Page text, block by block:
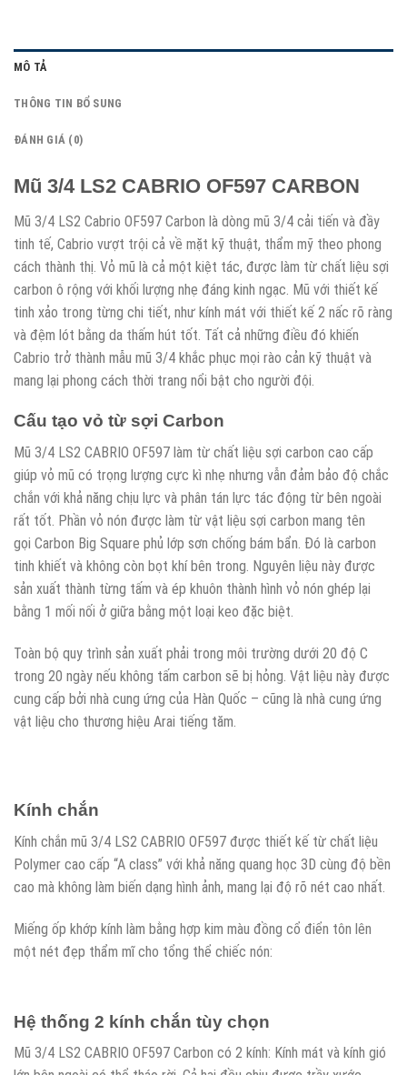
MÔ TẢ
THÔNG TIN BỔ SUNG
ĐÁNH GIÁ (0)
Mũ 3/4 LS2 CABRIO OF597 CARBON
Mũ 3/4 LS2 Cabrio OF597 Carbon là dòng mũ 3/4 cải tiến và đầy
tinh tế, Cabrio vượt trội cả về mặt kỹ thuật, thẩm mỹ theo phong
cách thành thị. Vỏ mũ là cả một kiệt tác, được làm từ chất liệu sợi
carbon ô rộng với khối lượng nhẹ đáng kinh ngạc. Mũ với thiết kế
tinh xảo trong từng chi tiết, như kính mát với thiết kế 2 nấc rõ ràng
và đệm lót bằng da thấm hút tốt. Tất cả những điều đó khiến
Cabrio trở thành mẫu mũ 3/4 khắc phục mọi rào cản kỹ thuật và
mang lại phong cách thời trang nổi bật cho người đội.
Cấu tạo vỏ từ sợi Carbon
Mũ 3/4 LS2 CABRIO OF597 làm từ chất liệu sợi carbon cao cấp
giúp vỏ mũ có trọng lượng cực kì nhẹ nhưng vẫn đảm bảo độ chắc
chắn với khả năng chịu lực và phân tán lực tác động từ bên ngoài
rất tốt. Phần vỏ nón được làm từ vật liệu sợi carbon mang tên
gọi Carbon Big Square phủ lớp sơn chống bám bẩn. Đó là carbon
tinh khiết và không còn bọt khí bên trong. Nguyên liệu này được
sản xuất thành từng tấm và ép khuôn thành hình vỏ nón ghép lại
bằng 1 mối nối ở giữa bằng một loại keo đặc biệt.
Toàn bộ quy trình sản xuất phải trong môi trường dưới 20 độ C
trong 20 ngày nếu không tấm carbon sẽ bị hỏng. Vật liệu này được
cung cấp bởi nhà cung ứng của Hàn Quốc – cũng là nhà cung ứng
vật liệu cho thương hiệu Arai tiếng tăm.
Kính chắn
Kính chắn mũ 3/4 LS2 CABRIO OF597 được thiết kế từ chất liệu
Polymer cao cấp “A class” với khả năng quang học 3D cùng độ bền
cao mà không làm biến dạng hình ảnh, mang lại độ rõ nét cao nhất.
Miếng ốp khớp kính làm bằng hợp kim màu đồng cổ điển tôn lên
một nét đẹp thẩm mĩ cho tổng thể chiếc nón:
Hệ thống 2 kính chắn tùy chọn
Mũ 3/4 LS2 CABRIO OF597 Carbon có 2 kính: Kính mát và kính gió